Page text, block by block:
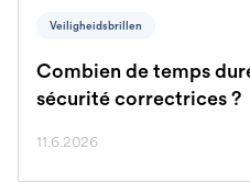
Veiligheidsbrillen
Combien de temps
sécurité correctrices ?
11.6.2026